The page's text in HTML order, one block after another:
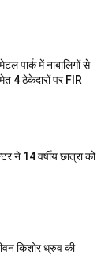
पार्क में नाबालिगों से
4 ठेकेदारों पर FIR
ने 14 वर्षीय छात्रा को
किशोर ध्रुव की